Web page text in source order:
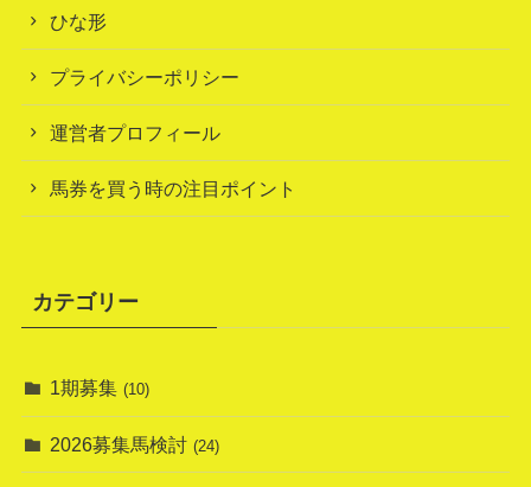
ひな形
プライバシーポリシー
運営者プロフィール
馬券を買う時の注目ポイント
カテゴリー
1期募集 (10)
2026募集馬検討 (24)